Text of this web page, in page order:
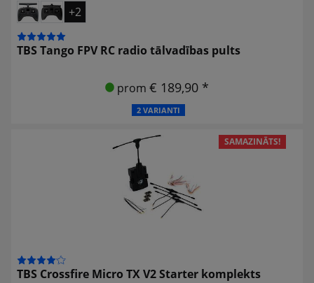
+2
TBS Tango FPV RC radio tālvadības pults
prom€ 189,90 *
2 VARIANTI
SAMAZINĀTS!
TBS Crossfire Micro TX V2 Starter komplekts